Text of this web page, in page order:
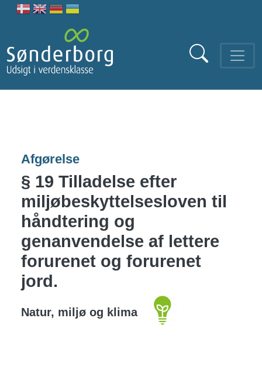
Afgørelse
§ 19 Tilladelse efter
miljøbeskyttelsesloven til
håndtering og
genanvendelse af lettere
forurenet og forurenet
jord.
Hørings- eller afgørelseskategori
Name
Natur, miljø og klima